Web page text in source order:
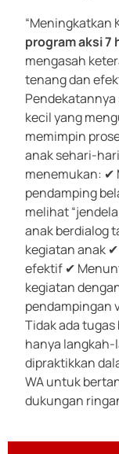
“Meningkatkan
program aksi 7
mengasah
tenang dan
kecil yang
memimpin
anak sehari-
menemukan: ✔
pendamping
melihat
anak berdialog
kegiatan anak
efektif ✔
kegiatan
pendampingan
Tidak ada
hanya langkah-
dipraktikkan
WA untuk
dukungan